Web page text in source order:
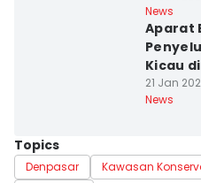
News
Aparat
Kicau
21 Jan
News
Topics
Denpasar Kawasan